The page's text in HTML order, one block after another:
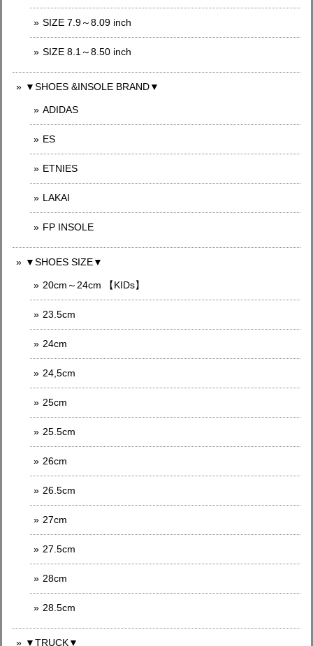
SIZE 7.9～8.09 inch
SIZE 8.1～8.50 inch
▼SHOES &INSOLE BRAND▼
ADIDAS
ES
ETNIES
LAKAI
FP INSOLE
▼SHOES SIZE▼
20cm～24cm 【KIDs】
23.5cm
24cm
24,5cm
25cm
25.5cm
26cm
26.5cm
27cm
27.5cm
28cm
28.5cm
▼TRUCK▼